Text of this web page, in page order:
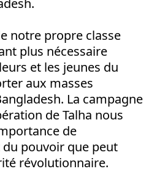
notre propre classe
plus nécessaire
et les jeunes du
aux masses
La campagne
de Talha nous
de
pouvoir que peut
révolutionnaire.